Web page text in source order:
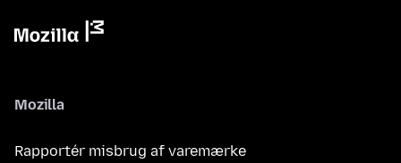
Mozilla
Rapportér misbrug af varemærke